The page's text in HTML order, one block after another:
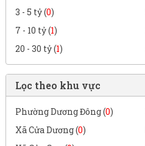
3 - 5 tỷ (0)
7 - 10 tỷ (1)
20 - 30 tỷ (1)
Lọc theo khu vực
Phường Dương Đông (0)
Xã Cửa Dương (0)